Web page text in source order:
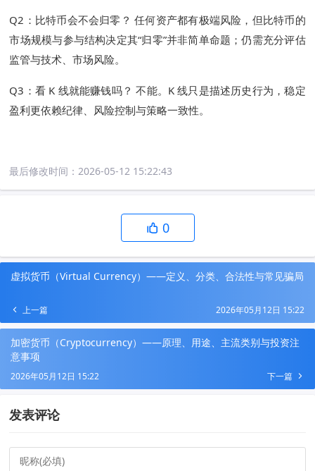
Q2：比特币会不会归零？ 任何资产都有极端风险，但比特币的
市场规模与参与结构决定其“归零”并非简单命题；仍需充分评估
监管与技术、市场风险。
Q3：看 K 线就能赚钱吗？ 不能。K 线只是描述历史行为，稳定
盈利更依赖纪律、风险控制与策略一致性。
最后修改时间：2026-05-12 15:22:43
0
虚拟货币（Virtual Currency）——定义、分类、合法性与常见骗局
上一篇 2026年05月12日 15:22
加密货币（Cryptocurrency）——原理、用途、主流类别与投资注
意事项
下一篇
2026年05月12日 15:22
发表评论